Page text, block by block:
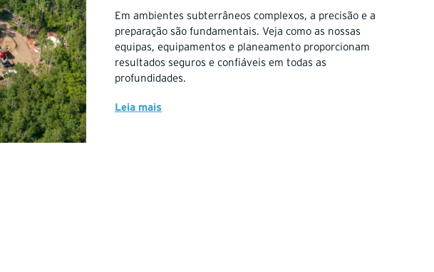
Em ambientes subterrâneos complexos, a precisão e a
preparação são fundamentais. Veja como as nossas
equipas, equipamentos e planeamento proporcionam
resultados seguros e confiáveis em todas as
profundidades.
Leia mais